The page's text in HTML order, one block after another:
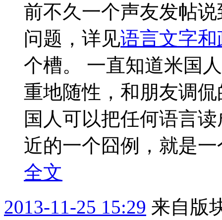
前不久一个声友发帖
问题，详见语言文字和
个槽。 一直知道米国
重地随性，和朋友调
国人可以把任何语言
全文
2013-11-25 15:29 来自版